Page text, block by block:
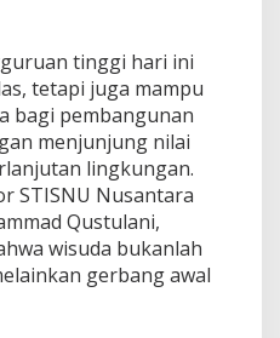
tinggi hari ini
tetapi juga mampu
bagi pembangunan
menjunjung nilai
lingkungan.
STISNU Nusantara
Qustulani,
wisuda bukanlah
gerbang awal